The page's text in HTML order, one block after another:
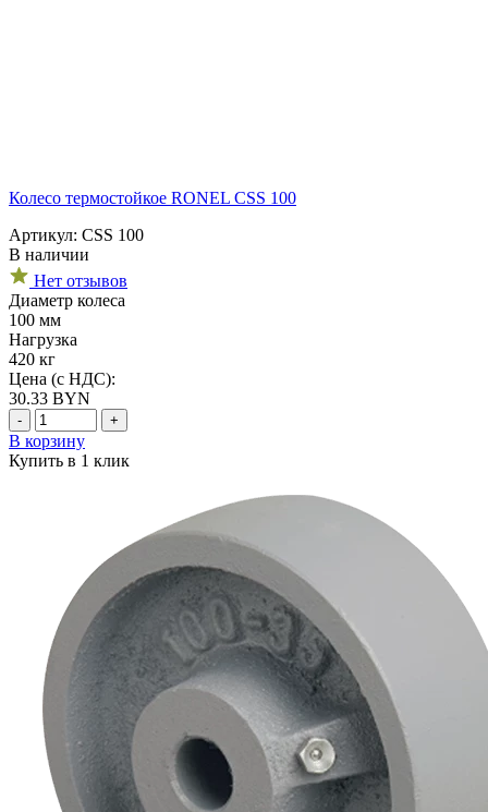
Колесо термостойкое RONEL CSS 100
Артикул: CSS 100
В наличии
Нет отзывов
Диаметр колеса
100 мм
Нагрузка
420 кг
Цена (с НДС):
30.33 BYN
- +
В корзину
Купить в 1 клик